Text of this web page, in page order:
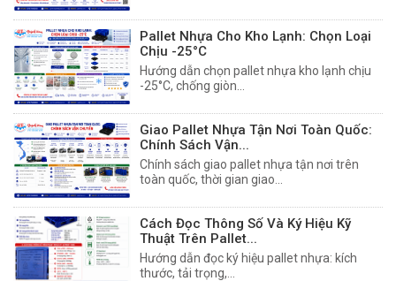
Pallet Nhựa Cho Kho Lạnh: Chọn Loại
Chịu -25°C
Hướng dẫn chọn pallet nhựa kho lạnh chịu
-25°C, chống giòn...
Giao Pallet Nhựa Tận Nơi Toàn Quốc:
Chính Sách Vận...
Chính sách giao pallet nhựa tận nơi trên
toàn quốc, thời gian giao...
Cách Đọc Thông Số Và Ký Hiệu Kỹ
Thuật Trên Pallet...
Hướng dẫn đọc ký hiệu pallet nhựa: kích
thước, tải trọng,...